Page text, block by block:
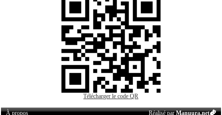
Télécharger le code QR
À propos Réalisé parManuura.net